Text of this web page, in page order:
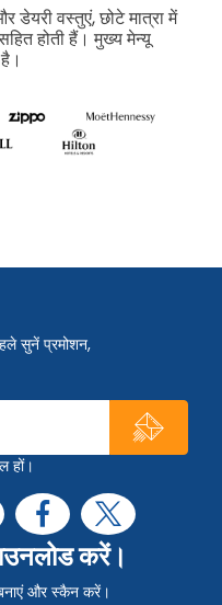
वस्तुएं, छोटे मात्रा में
होती हैं। मुख्य मेन्यू
सुनें प्रमोशन,
हों।
करें।
और स्कैन करें।